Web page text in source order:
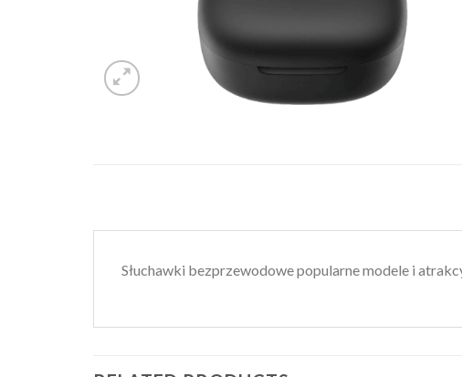
Słuchawki bezprzewodowe popularne modele i